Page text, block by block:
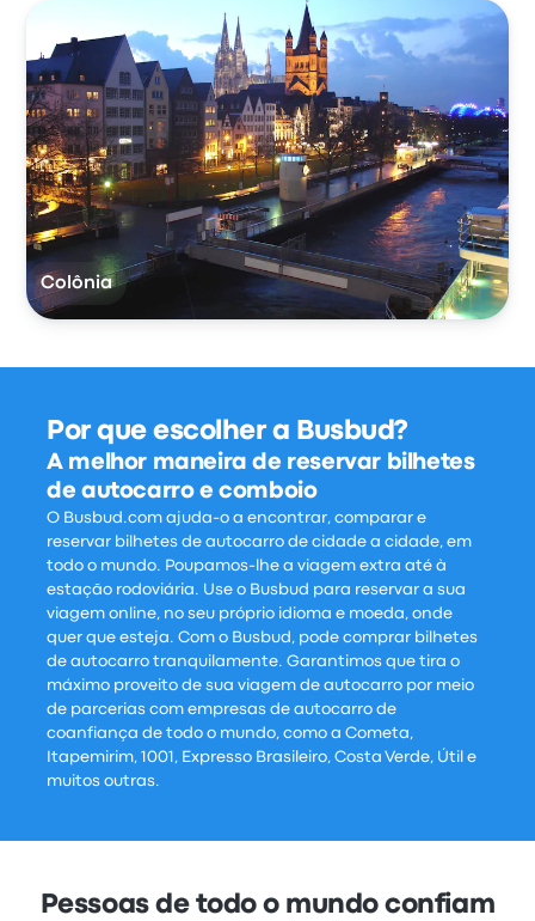
Colônia
Por que escolher a Busbud?
A melhor maneira de reservar bilhetes
de autocarro e comboio
O Busbud.com ajuda-o a encontrar, comparar e
reservar bilhetes de autocarro de cidade a cidade, em
todo o mundo. Poupamos-lhe a viagem extra até à
estação rodoviária. Use o Busbud para reservar a sua
viagem online, no seu próprio idioma e moeda, onde
quer que esteja. Com o Busbud, pode comprar bilhetes
de autocarro tranquilamente. Garantimos que tira o
máximo proveito de sua viagem de autocarro por meio
de parcerias com empresas de autocarro de
coanfiança de todo o mundo, como a Cometa,
Itapemirim, 1001, Expresso Brasileiro, Costa Verde, Útil e
muitos outras.
Pessoas de todo o mundo confiam